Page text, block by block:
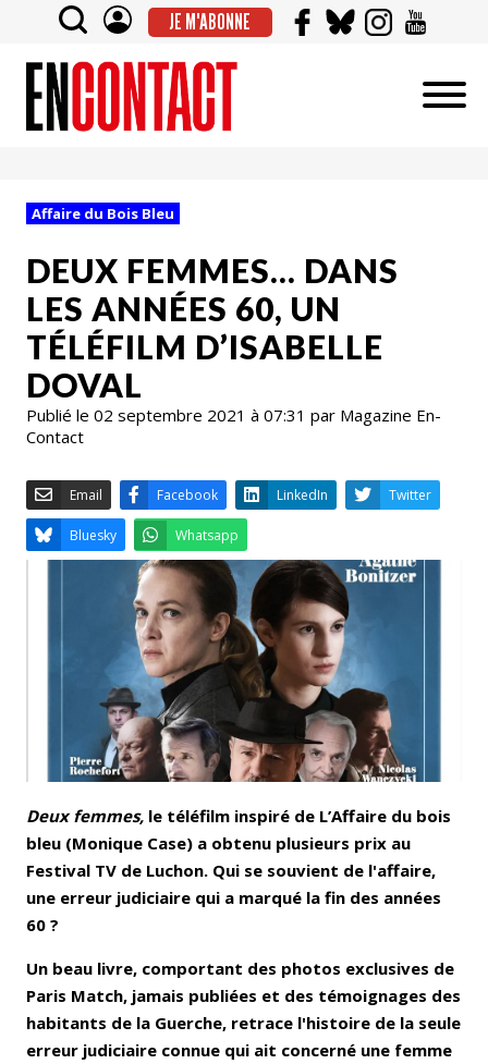
JE M'ABONNE
Affaire du Bois Bleu
DEUX FEMMES… DANS
LES ANNÉES 60, UN
TÉLÉFILM D’ISABELLE
DOVAL
Publié le 02 septembre 2021 à 07:31 par Magazine En-
Contact
Facebook LinkedIn
Bluesky Whatsapp
Deux femmes, le téléfilm inspiré de L’Affaire du bois
bleu (Monique Case) a obtenu plusieurs prix au
Festival TV de Luchon. Qui se souvient de l'affaire,
une erreur judiciaire qui a marqué la fin des années
60 ?
Un beau livre, comportant des photos exclusives de
Paris Match, jamais publiées et des témoignages des
habitants de la Guerche, retrace l'histoire de la seule
erreur judiciaire connue qui ait concerné une femme